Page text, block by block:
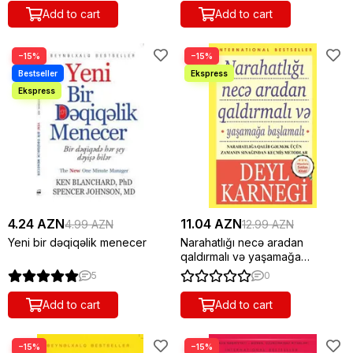
Add to cart Add to cart
−15%
4.24 AZN4.99 AZN
Yeni bir dəqiqəlik menecer
5
Add to cart
−15%
11.04 AZN12.99 AZN
Narahatlığı necə aradan
qaldırmalı və yaşamağa
başlamalı
0
Add to cart
−15% −15%